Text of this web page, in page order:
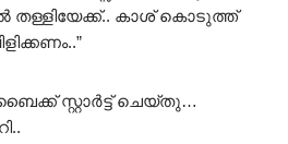
തള്ളിയേക്ക്.. കാശ് കൊടുത്ത്
ബൈക്ക് സ്റ്റാർട്ട്‌ ചെയ്തു…